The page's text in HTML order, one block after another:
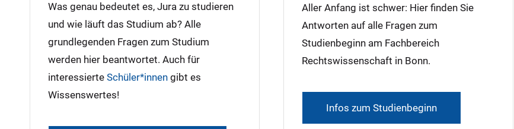
Was genau bedeutet es, Jura zu studieren
und wie läuft das Studium ab? Alle
grundlegenden Fragen zum Studium
werden hier beantwortet. Auch für
interessierte Schüler*innen gibt es
Wissenswertes!
Aller Anfang ist schwer: Hier finden Sie
Antworten auf alle Fragen zum
Studienbeginn am Fachbereich
Rechtswissenschaft in Bonn.
Infos zum Studienbeginn